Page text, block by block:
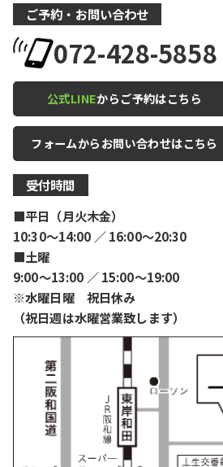
ご予約・お問い合わせ
072-428-5858
公式LINEからご予約はこちら
フォームからお問い合わせはこちら
受付時間
■平日（月火木金）
10:30〜14:00 ／ 16:00〜20:30
■土曜
9:00〜13:00 ／ 15:00〜19:00
※水曜日曜 祝日休み
（祝日週は水曜営業致します）